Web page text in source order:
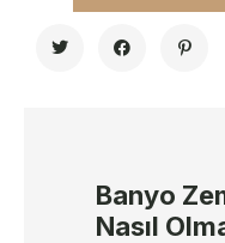
Banyo
Nasıl